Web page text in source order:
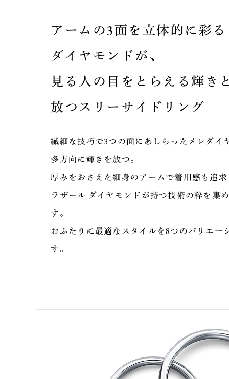
アームの3面を立体的に彩る
ダイヤモンドが、
見る人の目をとらえる輝き
放つスリーサイドリング
繊細な技巧で3つの面にあしらったメレダイ
多方向に輝きを放つ。
厚みをおさえた細身のアームで着用感も追
ラザール ダイヤモンドが持つ技術の粋を集
す。
おふたりに最適なスタイルを8つのバリエー
す。